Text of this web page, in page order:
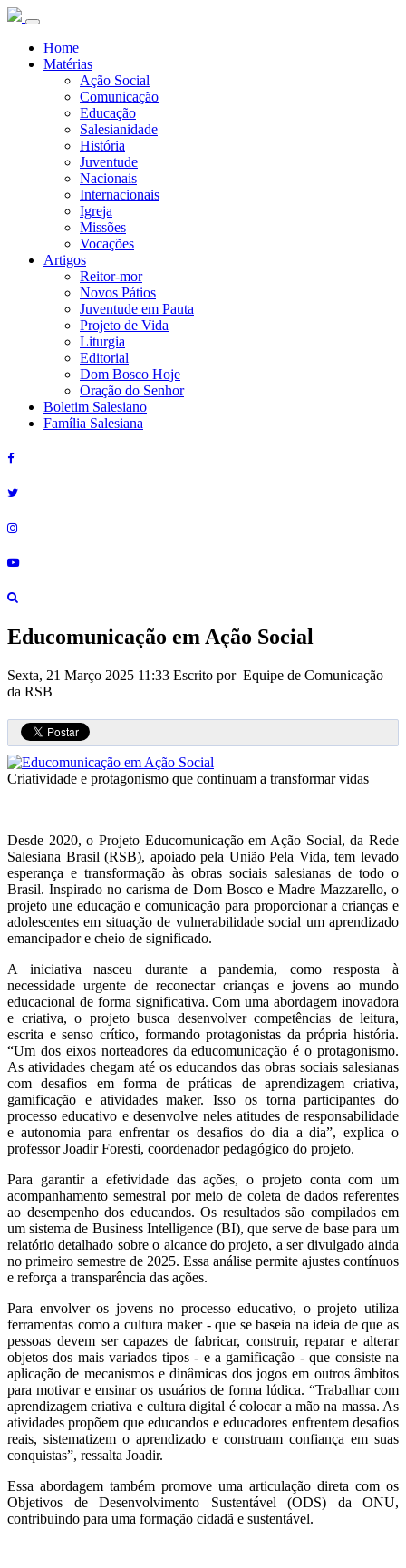
Home
Matérias
Ação Social
Comunicação
Educação
Salesianidade
História
Juventude
Nacionais
Internacionais
Igreja
Missões
Vocações
Artigos
Reitor-mor
Novos Pátios
Juventude em Pauta
Projeto de Vida
Liturgia
Editorial
Dom Bosco Hoje
Oração do Senhor
Boletim Salesiano
Família Salesiana
Educomunicação em Ação Social
Sexta, 21 Março 2025 11:33 Escrito por Equipe de Comunicação
da RSB
Criatividade e protagonismo que continuam a transformar vidas
Desde 2020, o Projeto Educomunicação em Ação Social, da Rede
Salesiana Brasil (RSB), apoiado pela União Pela Vida, tem levado
esperança e transformação às obras sociais salesianas de todo o
Brasil. Inspirado no carisma de Dom Bosco e Madre Mazzarello, o
projeto une educação e comunicação para proporcionar a crianças e
adolescentes em situação de vulnerabilidade social um aprendizado
emancipador e cheio de significado.
A iniciativa nasceu durante a pandemia, como resposta à
necessidade urgente de reconectar crianças e jovens ao mundo
educacional de forma significativa. Com uma abordagem inovadora
e criativa, o projeto busca desenvolver competências de leitura,
escrita e senso crítico, formando protagonistas da própria história.
“Um dos eixos norteadores da educomunicação é o protagonismo.
As atividades chegam até os educandos das obras sociais salesianas
com desafios em forma de práticas de aprendizagem criativa,
gamificação e atividades maker. Isso os torna participantes do
processo educativo e desenvolve neles atitudes de responsabilidade
e autonomia para enfrentar os desafios do dia a dia”, explica o
professor Joadir Foresti, coordenador pedagógico do projeto.
Para garantir a efetividade das ações, o projeto conta com um
acompanhamento semestral por meio de coleta de dados referentes
ao desempenho dos educandos. Os resultados são compilados em
um sistema de Business Intelligence (BI), que serve de base para um
relatório detalhado sobre o alcance do projeto, a ser divulgado ainda
no primeiro semestre de 2025. Essa análise permite ajustes contínuos
e reforça a transparência das ações.
Para envolver os jovens no processo educativo, o projeto utiliza
ferramentas como a cultura maker - que se baseia na ideia de que as
pessoas devem ser capazes de fabricar, construir, reparar e alterar
objetos dos mais variados tipos - e a gamificação - que consiste na
aplicação de mecanismos e dinâmicas dos jogos em outros âmbitos
para motivar e ensinar os usuários de forma lúdica. “Trabalhar com
aprendizagem criativa e cultura digital é colocar a mão na massa. As
atividades propõem que educandos e educadores enfrentem desafios
reais, sistematizem o aprendizado e construam confiança em suas
conquistas”, ressalta Joadir.
Essa abordagem também promove uma articulação direta com os
Objetivos de Desenvolvimento Sustentável (ODS) da ONU,
contribuindo para uma formação cidadã e sustentável.